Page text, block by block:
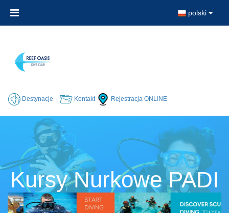
polski
Destynacje Kontakt Rejestracja ONLINE
Kursy Nurkowe PADI